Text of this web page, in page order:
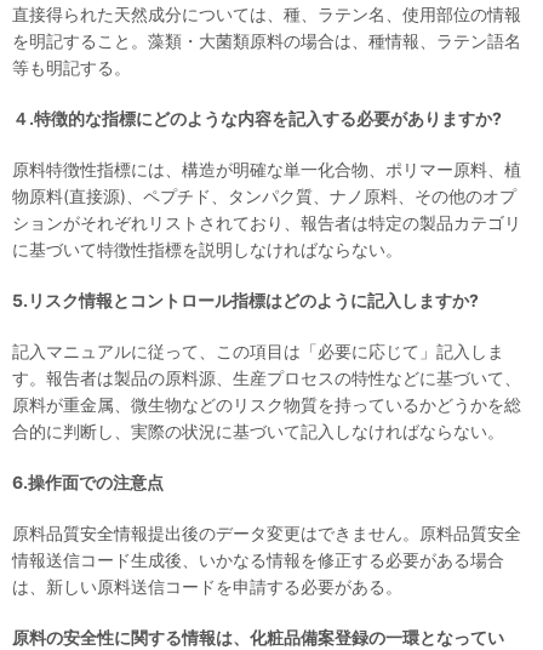
直接得られた天然成分については、種、ラテン名、使用部位の情報
を明記すること。藻類・大菌類原料の場合は、種情報、ラテン語名
等も明記する。
４.特徴的な指標にどのような内容を記入する必要がありますか?
原料特徴性指標には、構造が明確な単一化合物、ポリマー原料、植
物原料(直接源)、ペプチド、タンパク質、ナノ原料、その他のオプ
ションがそれぞれリストされており、報告者は特定の製品カテゴリ
に基づいて特徴性指標を説明しなければならない。
5.リスク情報とコントロール指標はどのように記入しますか?
記入マニュアルに従って、この項目は「必要に応じて」記入しま
す。報告者は製品の原料源、生産プロセスの特性などに基づいて、
原料が重金属、微生物などのリスク物質を持っているかどうかを総
合的に判断し、実際の状況に基づいて記入しなければならない。
6.操作面での注意点
原料品質安全情報提出後のデータ変更はできません。原料品質安全
情報送信コード生成後、いかなる情報を修正する必要がある場合
は、新しい原料送信コードを申請する必要がある。
原料の安全性に関する情報は、化粧品備案登録の一環となってい